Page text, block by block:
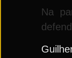
Na